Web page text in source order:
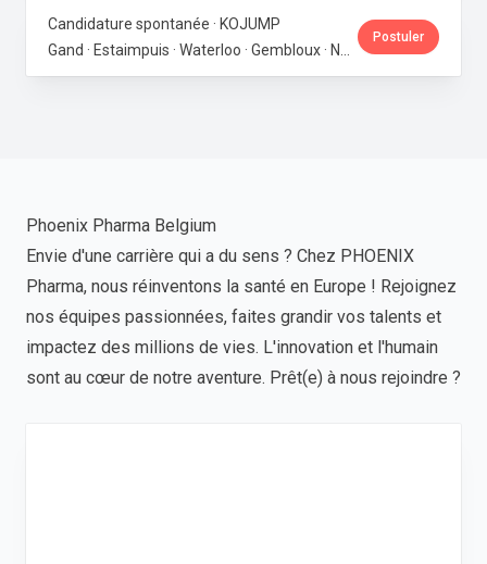
Candidature spontanée · KOJUMP
Postuler
Phoenix Pharma Belgium
Envie d'une carrière qui a du sens ? Chez PHOENIX
Pharma, nous réinventons la santé en Europe ! Rejoignez
nos équipes passionnées, faites grandir vos talents et
impactez des millions de vies. L'innovation et l'humain
sont au cœur de notre aventure. Prêt(e) à nous rejoindre ?